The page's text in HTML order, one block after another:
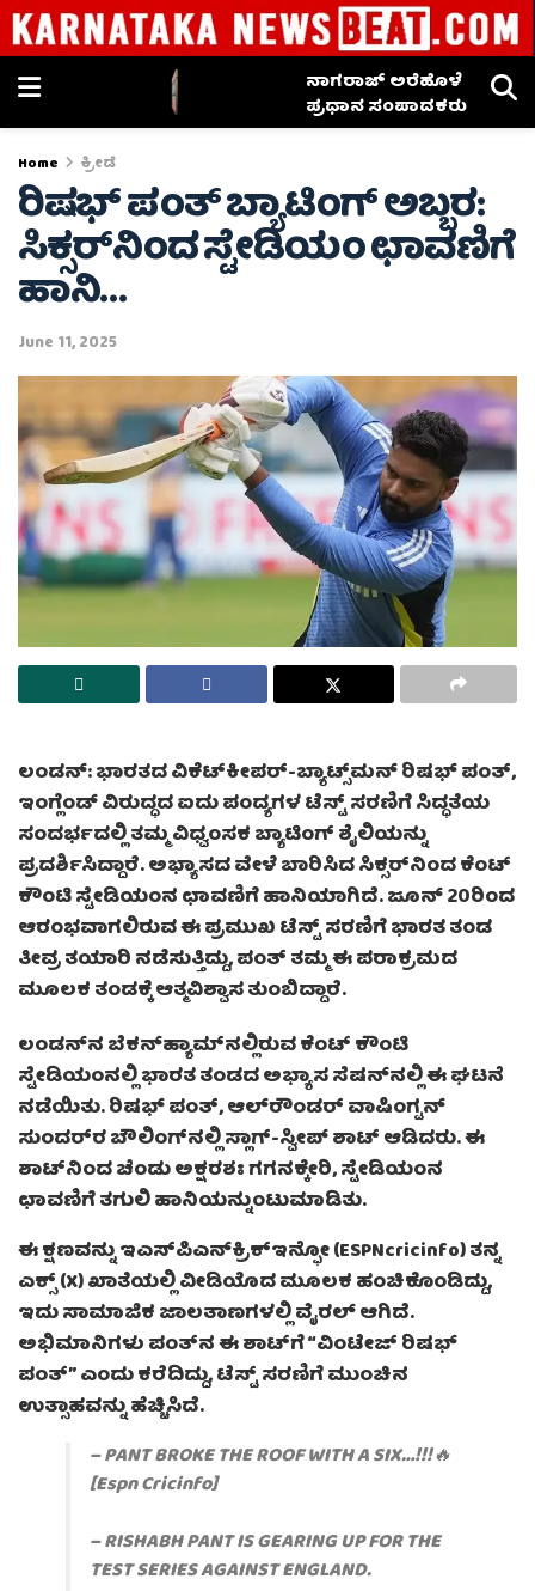
ನಾಗರಾಜ್ ಅರೆಹೊಳೆ
ಪ್ರಧಾನ ಸಂಪಾದಕರು
Home ಕ್ರೀಡೆ
ರಿಷಭ್ ಪಂತ್ ಬ್ಯಾಟಿಂಗ್ ಅಬ್ಬರ:
ಸಿಕ್ಸರ್‌ನಿಂದ ಸ್ಟೇಡಿಯಂ ಛಾವಣಿಗೆ
ಹಾನಿ…
June 11, 2025
ಲಂಡನ್: ಭಾರತದ ವಿಕೆಟ್‌ಕೀಪರ್-ಬ್ಯಾಟ್ಸ್‌ಮನ್ ರಿಷಭ್ ಪಂತ್,
ಇಂಗ್ಲೆಂಡ್ ವಿರುದ್ಧದ ಐದು ಪಂದ್ಯಗಳ ಟೆಸ್ಟ್ ಸರಣಿಗೆ ಸಿದ್ಧತೆಯ
ಸಂದರ್ಭದಲ್ಲಿ ತಮ್ಮ ವಿಧ್ವಂಸಕ ಬ್ಯಾಟಿಂಗ್ ಶೈಲಿಯನ್ನು
ಪ್ರದರ್ಶಿಸಿದ್ದಾರೆ. ಅಭ್ಯಾಸದ ವೇಳೆ ಬಾರಿಸಿದ ಸಿಕ್ಸರ್‌ನಿಂದ ಕೆಂಟ್
ಕೌಂಟಿ ಸ್ಟೇಡಿಯಂನ ಛಾವಣಿಗೆ ಹಾನಿಯಾಗಿದೆ. ಜೂನ್ 20ರಿಂದ
ಆರಂಭವಾಗಲಿರುವ ಈ ಪ್ರಮುಖ ಟೆಸ್ಟ್ ಸರಣಿಗೆ ಭಾರತ ತಂಡ
ತೀವ್ರ ತಯಾರಿ ನಡೆಸುತ್ತಿದ್ದು, ಪಂತ್ ತಮ್ಮ ಈ ಪರಾಕ್ರಮದ
ಮೂಲಕ ತಂಡಕ್ಕೆ ಆತ್ಮವಿಶ್ವಾಸ ತುಂಬಿದ್ದಾರೆ.
ಲಂಡನ್‌ನ ಬೆಕನ್‌ಹ್ಯಾಮ್‌ನಲ್ಲಿರುವ ಕೆಂಟ್ ಕೌಂಟಿ
ಸ್ಟೇಡಿಯಂನಲ್ಲಿ ಭಾರತ ತಂಡದ ಅಭ್ಯಾಸ ಸೆಷನ್‌ನಲ್ಲಿ ಈ ಘಟನೆ
ನಡೆಯಿತು. ರಿಷಭ್ ಪಂತ್, ಆಲ್‌ರೌಂಡರ್ ವಾಷಿಂಗ್ಟನ್
ಸುಂದರ್‌ರ ಬೌಲಿಂಗ್‌ನಲ್ಲಿ ಸ್ಲಾಗ್-ಸ್ವೀಪ್ ಶಾಟ್ ಆಡಿದರು. ಈ
ಶಾಟ್‌ನಿಂದ ಚೆಂಡು ಅಕ್ಷರಶಃ ಗಗನಕ್ಕೇರಿ, ಸ್ಟೇಡಿಯಂನ
ಛಾವಣಿಗೆ ತಗುಲಿ ಹಾನಿಯನ್ನುಂಟುಮಾಡಿತು.
ಈ ಕ್ಷಣವನ್ನು ಇಎಸ್‌ಪಿಎನ್‌ಕ್ರಿಕ್‌ಇನ್ಫೋ (ESPNcricinfo) ತನ್ನ
ಎಕ್ಸ್ (X) ಖಾತೆಯಲ್ಲಿ ವೀಡಿಯೊದ ಮೂಲಕ ಹಂಚಿಕೊಂಡಿದ್ದು,
ಇದು ಸಾಮಾಜಿಕ ಜಾಲತಾಣಗಳಲ್ಲಿ ವೈರಲ್ ಆಗಿದೆ.
ಅಭಿಮಾನಿಗಳು ಪಂತ್‌ನ ಈ ಶಾಟ್‌ಗೆ “ವಿಂಟೇಜ್ ರಿಷಭ್
ಪಂತ್” ಎಂದು ಕರೆದಿದ್ದು, ಟೆಸ್ಟ್ ಸರಣಿಗೆ ಮುಂಚಿನ
ಉತ್ಸಾಹವನ್ನು ಹೆಚ್ಚಿಸಿದೆ.
– PANT BROKE THE ROOF WITH A SIX…!!!🔥
[Espn Cricinfo]
– RISHABH PANT IS GEARING UP FOR THE
TEST SERIES AGAINST ENGLAND.